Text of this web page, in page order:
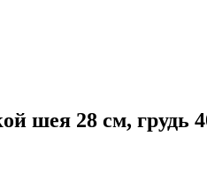
шея 28 см, грудь